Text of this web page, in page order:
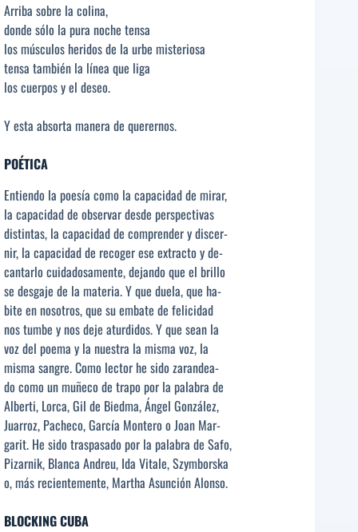
Arriba sobre la colina,
donde sólo la pura noche tensa
los músculos heridos de la urbe misteriosa
tensa también la línea que liga
los cuerpos y el deseo.
Y esta absorta manera de querernos.
POÉTICA
Entiendo la poesía como la capacidad de mirar,
la capacidad de observar desde perspectivas
distintas, la capacidad de comprender y discer-
nir, la capacidad de recoger ese extracto y de-
cantarlo cuidadosamente, dejando que el brillo
se desgaje de la materia. Y que duela, que ha-
bite en nosotros, que su embate de felicidad
nos tumbe y nos deje aturdidos. Y que sean la
voz del poema y la nuestra la misma voz, la
misma sangre. Como lector he sido zarandea-
do como un muñeco de trapo por la palabra de
Alberti, Lorca, Gil de Biedma, Ángel González,
Juarroz, Pacheco, García Montero o Joan Mar-
garit. He sido traspasado por la palabra de Safo,
Pizarnik, Blanca Andreu, Ida Vitale, Szymborska
o, más recientemente, Martha Asunción Alonso.
BLOCKING CUBA